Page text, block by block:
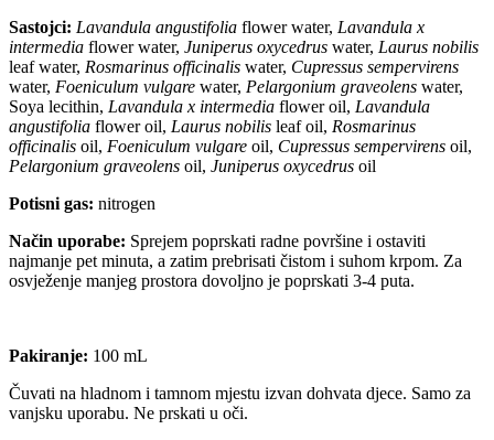
Sastojci: Lavandula angustifolia flower water, Lavandula x
intermedia flower water, Juniperus oxycedrus water, Laurus nobilis
leaf water, Rosmarinus officinalis water, Cupressus sempervirens
water, Foeniculum vulgare water, Pelargonium graveolens water,
Soya lecithin, Lavandula x intermedia flower oil, Lavandula
angustifolia flower oil, Laurus nobilis leaf oil, Rosmarinus
officinalis oil, Foeniculum vulgare oil, Cupressus sempervirens oil,
Pelargonium graveolens oil, Juniperus oxycedrus oil
Potisni gas: nitrogen
Način uporabe: Sprejem poprskati radne površine i ostaviti
najmanje pet minuta, a zatim prebrisati čistom i suhom krpom. Za
osvježenje manjeg prostora dovoljno je poprskati 3-4 puta.
Pakiranje: 100 mL
Čuvati na hladnom i tamnom mjestu izvan dohvata djece. Samo za
vanjsku uporabu. Ne prskati u oči.